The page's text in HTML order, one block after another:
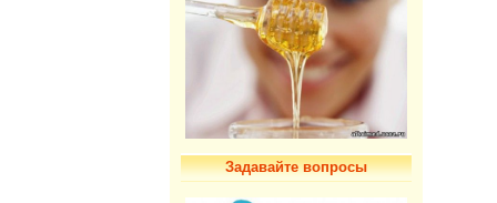
Задавайте вопросы